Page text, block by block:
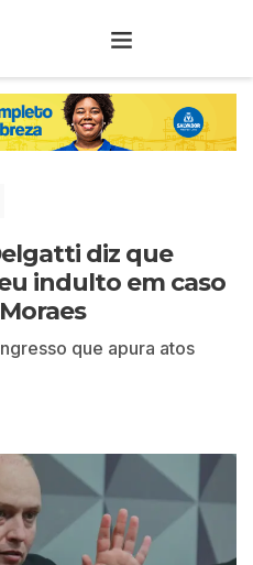
diz que
indulto em caso
que apura atos